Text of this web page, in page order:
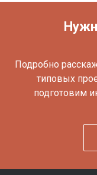
Подробно
типовых
подготовим